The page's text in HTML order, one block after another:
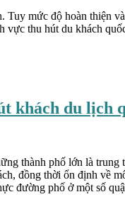
mức độ hoàn thiện
thu hút du khách
khách du lịch
thành phố lớn là
đồng thời ổn định về
đường phố ở một số